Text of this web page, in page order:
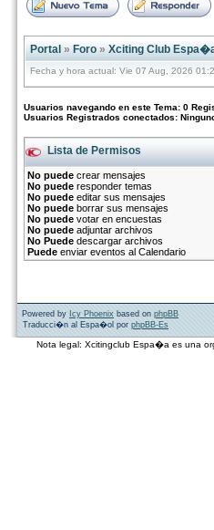
Portal » Foro » Xciting Club
Fecha y hora actual: Vie 07 Aug, 2026
Usuarios navegando en este Tema: 0
Usuarios Registrados conectados:
Lista de Permisos
No puede crear mensajes
No puede responder temas
No puede editar sus mensajes
No puede borrar sus mensajes
No puede votar en encuestas
No puede adjuntar archivos
No Puede descargar archivos
Puede enviar eventos al Calendario
Powered by Icy Phoenix based on phpBB
Traducci�n al Espa�ol por phpBB-Es
Nota legal: Xcitingclub Espa�a es una